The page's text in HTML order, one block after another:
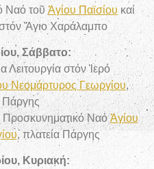
Ναό τοῦ Ἁγίου Παϊσίου καί
Ἅγιο Χαράλαμπο
Σάββατο:
Λειτουργία στόν Ἱερό
Νεομάρτυρος Γεωργίου,
Πάργης
Προσκυνηματικό ΝαόἉγίου
, πλατεία Πάργης
Κυριακή: